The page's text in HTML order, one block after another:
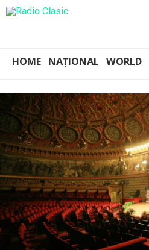
HOME NAȚIONAL WORLD